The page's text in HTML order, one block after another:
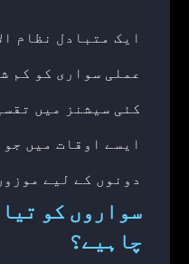
ایک متبادل نظام
عملی سواری کو کم
کئی سیشنز میں
ایسے اوقات میں
دونوں کے لیے
سواروں کو
چاہیے؟